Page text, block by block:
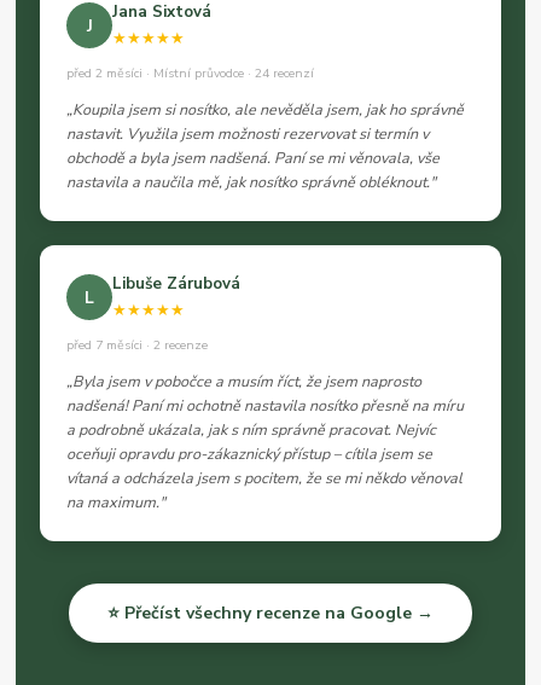
J
Jana Sixtová
★★★★★
před 2 měsíci · Místní průvodce · 24 recenzí
„Koupila jsem si nosítko, ale nevěděla jsem, jak ho správně
nastavit. Využila jsem možnosti rezervovat si termín v
obchodě a byla jsem nadšená. Paní se mi věnovala, vše
nastavila a naučila mě, jak nosítko správně obléknout."
L
Libuše Zárubová
★★★★★
před 7 měsíci · 2 recenze
„Byla jsem v pobočce a musím říct, že jsem naprosto
nadšená! Paní mi ochotně nastavila nosítko přesně na míru
a podrobně ukázala, jak s ním správně pracovat. Nejvíc
oceňuji opravdu pro-zákaznický přístup – cítila jsem se
vítaná a odcházela jsem s pocitem, že se mi někdo věnoval
na maximum."
⭐ Přečíst všechny recenze na Google →